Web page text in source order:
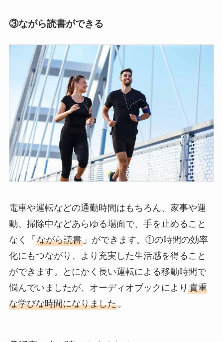
③ながら読書ができる
電車や運転などの通勤時間はもちろん、家事や運
動、掃除中などあらゆる場面で、手を止めること
なく「 ながら読書」ができます。①の時間の効率
化にもつながり、より充実した生活感を得ること
ができます。とにかく長い運転による移動時間で
悩んでいましたが、オーディオブックにより 貴重
な学びな時間になりました。